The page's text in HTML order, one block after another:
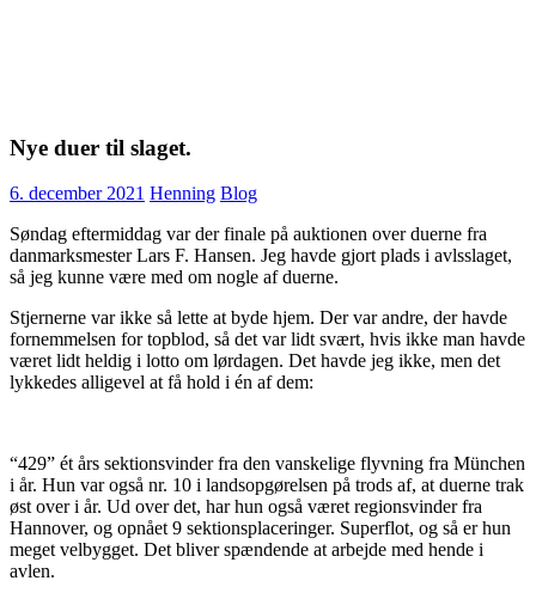
Nye duer til slaget.
6. december 2021 Henning Blog
Søndag eftermiddag var der finale på auktionen over duerne fra
danmarksmester Lars F. Hansen. Jeg havde gjort plads i avlsslaget,
så jeg kunne være med om nogle af duerne.
Stjernerne var ikke så lette at byde hjem. Der var andre, der havde
fornemmelsen for topblod, så det var lidt svært, hvis ikke man havde
været lidt heldig i lotto om lørdagen. Det havde jeg ikke, men det
lykkedes alligevel at få hold i én af dem:
“429” ét års sektionsvinder fra den vanskelige flyvning fra München
i år. Hun var også nr. 10 i landsopgørelsen på trods af, at duerne trak
øst over i år. Ud over det, har hun også været regionsvinder fra
Hannover, og opnået 9 sektionsplaceringer. Superflot, og så er hun
meget velbygget. Det bliver spændende at arbejde med hende i
avlen.